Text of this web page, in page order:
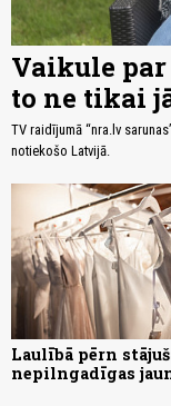
Vaikule
to ne tikai
TV raidījumā “nra.lv
notiekošo Latvijā.
Laulībā pērn
nepilngadīgas